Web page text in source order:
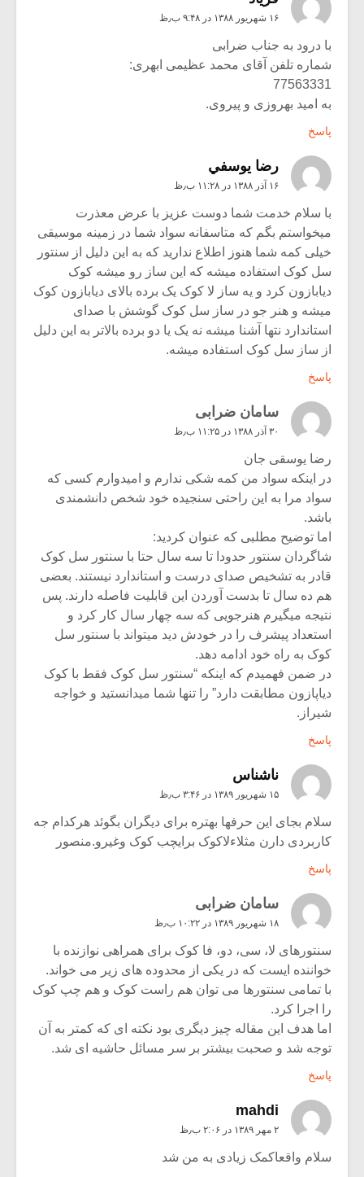
۱۶ شهریور ۱۳۸۸ در ۹:۴۸ ب٫ظ
با درود به جناب ضرابی
شماره تلفن آقای محمد عظیمی ابهری:
77563331
به امید بهروزی و پیروی.
پاسخ
رضا يوسفي
۱۶ آذر ۱۳۸۸ در ۱۱:۲۸ ب٫ظ
با سلام خدمت شما دوست عزیز با عرض معذرت
میخواستم بگم که متاسفانه سواد شما در زمینه موسیقی
خیلی کمه شما هنوز اطلاع ندارید که به این دلیل از سنتور
سل کوک استفاده میشه که این ساز رو میشه کوک
دیابازون کرد و یه ساز لا کوک یک برده بالای دیابازون کوک
میشه و هنر جو در ساز سل کوک گوشش با صدای
استاندارد نتها آشنا میشه نه یک یا دو برده بالاتر به این دلیل
از ساز سل کوک استفاده میشه.
پاسخ
سامان ضرابی
۳۰ آذر ۱۳۸۸ در ۱۱:۲۵ ب٫ظ
رضا یوسقی جان
در اینکه سواد من کمه شکی ندارم و امیدوارم کسی که
سواد مرا به این راحتی سنجیده خود شخص دانشمندی
باشد.
اما توضیح مطلبی که عنوان کردید:
شاگردان سنتور حدودا تا سه سال حتا با سنتور سل کوک
قادر به تشخیص صدای درست و استاندارد نیستند. بعضی
هم ده سال تا بدست آوردن این قابلیت فاصله دارند. پس
نتیجه میگیرم هنرجویی که سه چهار سال کار کرد و
استعداد پیشرف را در خودش دید میتواند با سنتور سل
کوک به راه خود ادامه دهد.
در ضمن فهمیدم که اینکه “سنتور سل کوک فقط با کوک
دیاپازون مطابقت دارد” را تنها شما میدانستید و خواجه
شیراز.
پاسخ
ناشناس
۱۵ شهریور ۱۳۸۹ در ۳:۴۶ ب٫ظ
سلام بجای این حرفها بهتره برای دیگران بگوئد هرکدام جه
کاربردی دارن مثلاءلاکوک برایچب کوک وغیرو.منصور
پاسخ
سامان ضرابی
۱۸ شهریور ۱۳۸۹ در ۱۰:۲۲ ب٫ظ
سنتورهای لا، سی، دو، فا کوک برای همراهی نوازنده با
خواننده ایست که در یکی از محدوده های زیر می خواند.
با تمامی سنتورها می توان هم راست کوک و هم چپ کوک
را اجرا کرد.
اما هدف این مقاله چیز دیگری بود نکته ای که کمتر به آن
توجه شد و صحبت بیشتر بر سر مسائل حاشیه ای شد.
پاسخ
mahdi
۲ مهر ۱۳۸۹ در ۲:۰۶ ب٫ظ
سلام واقعاکمک زیادی به من شد